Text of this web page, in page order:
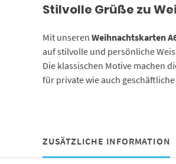
Stilvolle Grüße zu
Mit unseren Weihnachtskarten
auf stilvolle und persönliche
Die klassischen Motive machen
für private wie auch
ZUSÄTZLICHE INFORMATION